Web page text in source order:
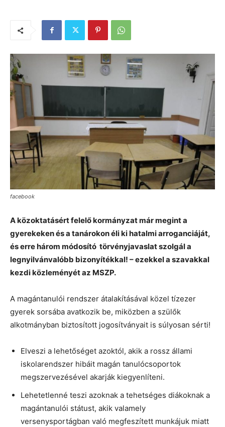
facebook
A közoktatásért felelő kormányzat már megint a
gyerekeken és a tanárokon éli ki hatalmi arroganciáját,
és erre három módosító törvényjavaslat szolgál a
legnyilvánvalóbb bizonyítékkal! – ezekkel a szavakkal
kezdi közleményét az MSZP.
A magántanulói rendszer átalakításával közel tízezer
gyerek sorsába avatkozik be, miközben a szülők
alkotmányban biztosított jogosítványait is súlyosan sérti!
Elveszi a lehetőséget azoktól, akik a rossz állami
iskolarendszer hibáit magán tanulócsoportok
megszervezésével akarják kiegyenlíteni.
Lehetetlenné teszi azoknak a tehetséges diákoknak a
magántanulói státust, akik valamely
versenysportágban való megfeszített munkájuk miatt